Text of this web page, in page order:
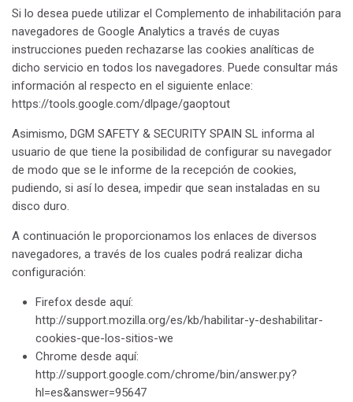
Si lo desea puede utilizar el Complemento de inhabilitación para
navegadores de Google Analytics a través de cuyas
instrucciones pueden rechazarse las cookies analíticas de
dicho servicio en todos los navegadores. Puede consultar más
información al respecto en el siguiente enlace:
https://tools.google.com/dlpage/gaoptout
Asimismo, DGM SAFETY & SECURITY SPAIN SL informa al
usuario de que tiene la posibilidad de configurar su navegador
de modo que se le informe de la recepción de cookies,
pudiendo, si así lo desea, impedir que sean instaladas en su
disco duro.
A continuación le proporcionamos los enlaces de diversos
navegadores, a través de los cuales podrá realizar dicha
configuración:
Firefox desde aquí:
http://support.mozilla.org/es/kb/habilitar-y-deshabilitar-
cookies-que-los-sitios-we
Chrome desde aquí:
http://support.google.com/chrome/bin/answer.py?
hl=es&answer=95647